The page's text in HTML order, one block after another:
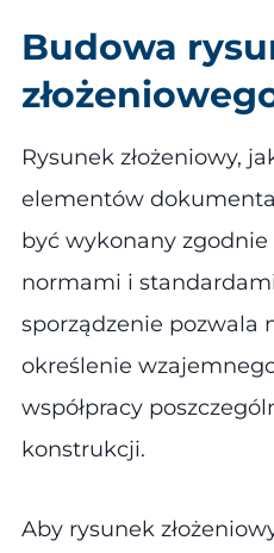
Budowa
Rysunek złożeniowy,
elementów
być wykonany
normami i
sporządzenie pozwala
określenie
współpracy
konstrukcji.
Aby rysunek